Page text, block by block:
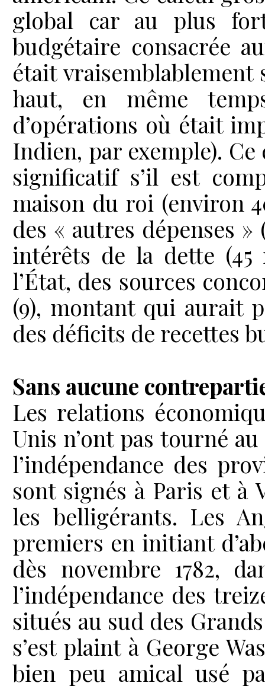
global car au plus fort
budgétaire consacrée
était
haut, en même
d’opérations où était
Indien, par exemple).
significatif s’il est
maison du roi (environ
des « autres dépenses
intérêts de la dette
l’État, des sources
(9), montant qui aurait
des déficits de recettes
Sans aucune
Les relations
Unis n’ont pas tourné
l’indépendance des
sont signés à Paris et à
les belligérants. Les
premiers en initiant
dès novembre 1782,
l’indépendance des
situés au sud des
s’est plaint à George
bien peu amical usé